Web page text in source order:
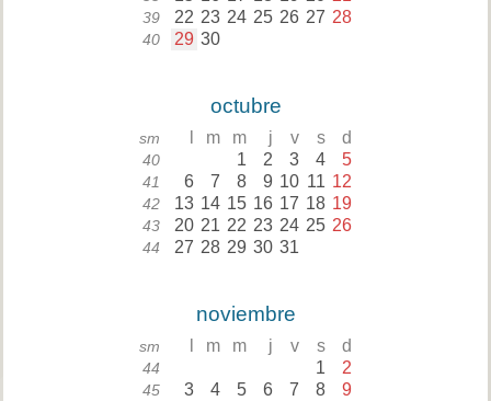
39 22 23 24 25 26 27 28
40 29 30
octubre
sm m m j v s d
40 1 2 3 4 5
41 6 7 8 9 10 11 12
42 13 14 15 16 17 18 19
43 20 21 22 23 24 25 26
44 27 28 29 30 31
noviembre
sm m m j v s d
44 1 2
45 3 4 5 6 7 8 9